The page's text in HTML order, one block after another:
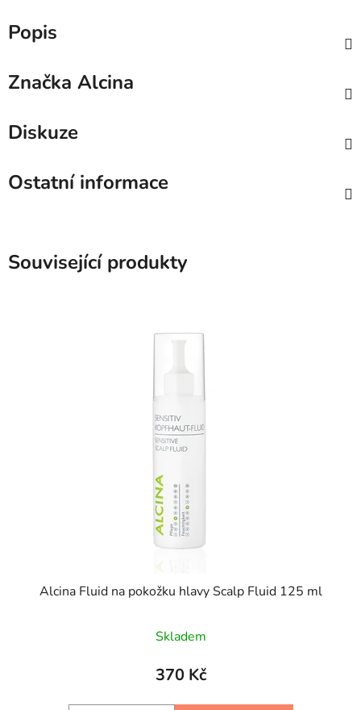
Popis
Značka Alcina
Diskuze
Ostatní informace
Související produkty
Alcina Fluid na pokožku hlavy Scalp Fluid 125 ml
Skladem
370 Kč